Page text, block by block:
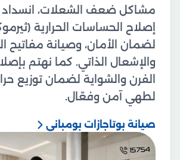
مشاكل ضعف الشعلات، انسداد
إصلاح الحساسات الحرارية
لضمان الأمان، وصيانة مفاتيح
والإشعال الذاتي. كما نهتم
الفرن والشواية لضمان توزيع
لطهي آمن وفعّال.
صيانة بوتاجازات بومباني